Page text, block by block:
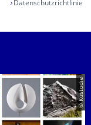
Datenschutzrichtlinie
© Kustodie